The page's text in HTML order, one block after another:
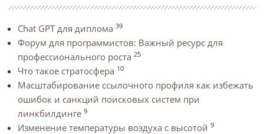
Chat GPT для диплома 39
Форум для программистов: Важный ресурс для
профессионального роста 25
Что такое стратосфера 10
Масштабирование ссылочного профиля как избежать
ошибок и санкций поисковых систем при
линкбилдинге 9
Изменение температуры воздуха с высотой 9